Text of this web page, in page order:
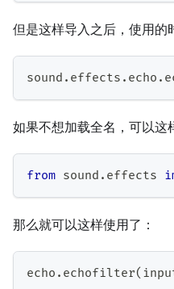
但是这样导入之后，使用的
sound . effects . echo .
如果不想加载全名，可以这
from sound . effects
那么就可以这样使用了：
echo . echofilter(